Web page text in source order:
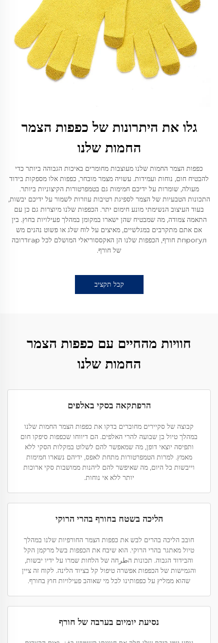
גלו את היתרונות של כפפות הצמר
החמות שלנו
כפפות הצמר החמות שלנו מעוצבות מחומרים באיכות הגבוהה ביותר כדי
להבטיח חום, נוחות ועמידות. עשויה מצמר מובחר, כפפות אלו מספקות בידוד
מעולה, שומרות על ידיכם חמימות גם בטמפרטורות הקיצוניות ביותר.
התכונות הטבעיות של הצמר לספיגת רטיבות עוזרות לשמור על ידיכם יבשות,
בעוד העיצוב הנשימתי מונע חימום יתר. הכפפות שלנו מיוצרות גם כן עם
התאמה צמודה, מה שמבטיח שהן ישארו במקומן במהלך פעילויות בחוץ. בין
אם אתם מתקרבים במגלשיים, מאיצים על לוח שלג או פשוט נהנים מש
прогулת חורף, הכפפות שלנו הן האקססוריאלי המושלם לכל гарדרובה
של חורף.
קבל תקציב
חוויות מהחיים עם כפפות הצמר
החמות שלנו
הרפתקאה בסקי באלפים
קבוצה של סקיירים מחוברים בדקו את כפפות הצמר החמות שלנו
במהלך טיול בן שבועה להרי האלפים. הם דיווחו שכפפות סיפקו חום
ותפיסה יוצאי דופן, מה שמאפשר להם לשלוט במקלות הסקי ללא
מאמץ. למרות הטמפרטורות מתחת לאפס, ידיהם נשארו חמימות
וייבשות כל היום, מה שאיפשר להם ליהנות ממושבות סקי ארוכות
יותר ללא אי נוחות.
הליכה בשטח בחורף בהרי הרוקי
חובב הליכה בהרים לבש את כפפות הצמר החורפיות שלנו במהלך
טיול מאתגר בהרי הרוקי. הוא שיבח את הכפפות בשל מרקמן הקל
והבידוד הגבוה. תכונות הطرחה של הלחות שמרו על ידיו יבשות,
והגמישות של הכפפות אפשרה טיפול קל בציוד הלינה. לקוח זה ציין
שהוא ממליץ על כפפותינו לכל מי שאוהב פעילויות חוץ בחורף.
נסיעת יומיום בערבה של חורף